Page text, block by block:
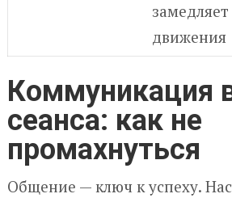
замедляет
движения
Коммуникация
сеанса: как не
промахнуться
Общение — ключ к успеху.